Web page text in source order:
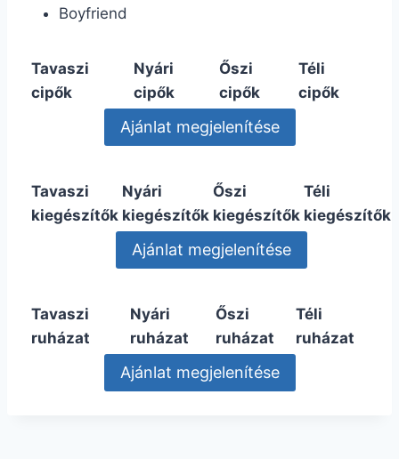
Boyfriend
Tavaszi
cipők
Nyári
cipők
Őszi
cipők
Téli
cipők
Tavaszi
kiegészítők
Nyári
kiegészítők
Őszi
kiegészítők
Téli
kiegészítők
Tavaszi
ruházat
Nyári
ruházat
Őszi
ruházat
Téli
ruházat